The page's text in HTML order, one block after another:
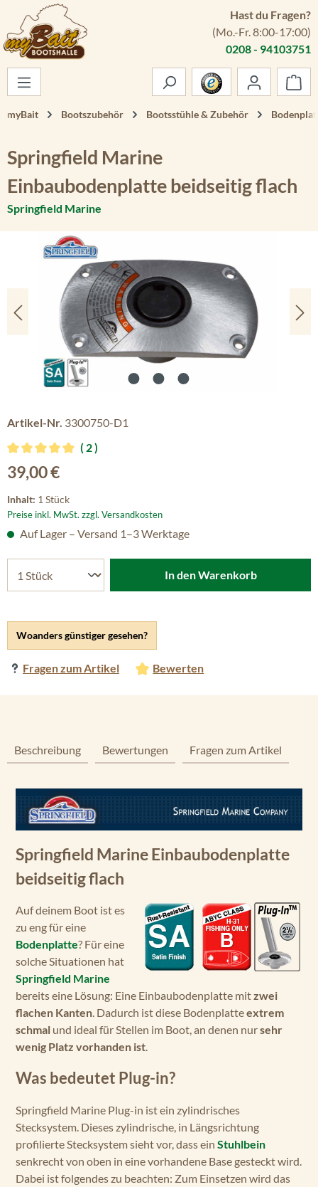
Zum Hauptinhalt springen
Hast du Fragen?
(Mo.-Fr. 8:00-17:00)
0208 - 94103751
myBait Bootszubehör Bootsstühle & Zubehör
Springfield Marine
Einbaubodenplatte beidseitig flach
Springfield Marine
Bildergalerie überspringen
Artikel-Nr. 3300750-D1
Durchschnittliche Bewertung von 5 von 5 Sternen
2
Regulärer Preis:
39,00 €
Inhalt: 1 Stück
Preise inkl. MwSt. zzgl. Versandkosten
Woanders günstiger gesehen?
Fragen zum Artikel Bewerten
Auf Lager – Versand 1–3 Werktage
In den Warenkorb
Beschreibung Bewertungen Fragen zum Artikel
Springfield Marine Einbaubodenplatte
beidseitig flach
Auf deinem Boot ist es
zu eng für eine
Bodenplatte? Für eine
solche Situationen hat
Springfield Marine
bereits eine Lösung: Eine Einbaubodenplatte mitzwei
flachen Kanten. Dadurch ist diese Bodenplatteextrem
schmal und ideal für Stellen im Boot, an denen nursehr
wenig Platz vorhanden ist.
Was bedeutet Plug-in?
Springfield Marine Plug-in ist ein zylindrisches
Stecksystem. Dieses zylindrische, in Längsrichtung
profilierte Stecksystem sieht vor, dass ein Stuhlbein
senkrecht von oben in eine vorhandene Base gesteckt wird.
Dabei ist folgendes zu beachten: Zum Einsetzen wird das